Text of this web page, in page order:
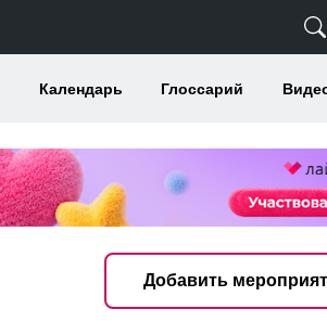
Календарь Глоссарий
Добавить